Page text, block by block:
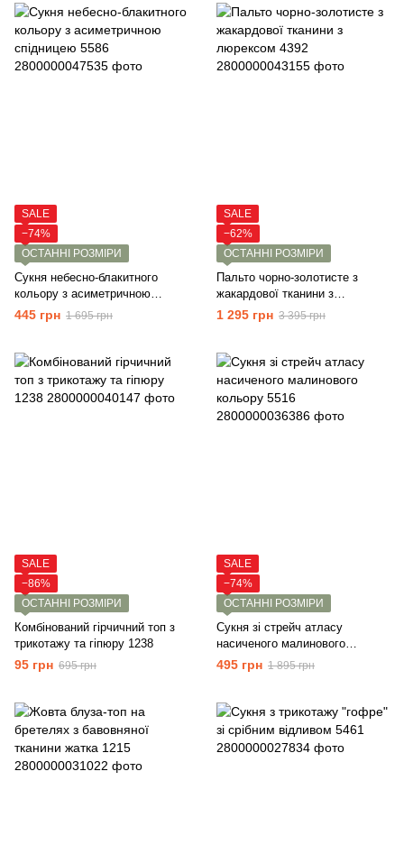
SALE
−74%
ОСТАННІ РОЗМІРИ
Сукня небесно-блакитного
кольору з асиметричною
спідницею 5586
445 грн 1 695 грн
SALE
−62%
ОСТАННІ РОЗМІРИ
Пальто чорно-золотисте з
жакардової тканини з
люрексом 4392
1 295 грн 3 395 грн
SALE
−86%
ОСТАННІ РОЗМІРИ
Комбінований гірчичний топ з
трикотажу та гіпюру 1238
95 грн 695 грн
SALE
−74%
ОСТАННІ РОЗМІРИ
Сукня зі стрейч атласу
насиченого малинового
кольору 5516
495 грн 1 895 грн